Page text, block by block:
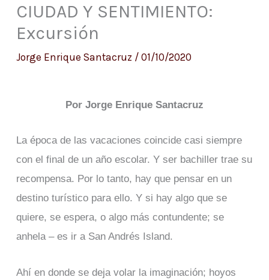
CIUDAD Y SENTIMIENTO:
Excursión
Jorge Enrique Santacruz / 01/10/2020
Por Jorge Enrique Santacruz
La época de las vacaciones coincide casi siempre
con el final de un año escolar. Y ser bachiller trae su
recompensa. Por lo tanto, hay que pensar en un
destino turístico para ello. Y si hay algo que se
quiere, se espera, o algo más contundente; se
anhela – es ir a San Andrés Island.
Ahí en donde se deja volar la imaginación; hoyos